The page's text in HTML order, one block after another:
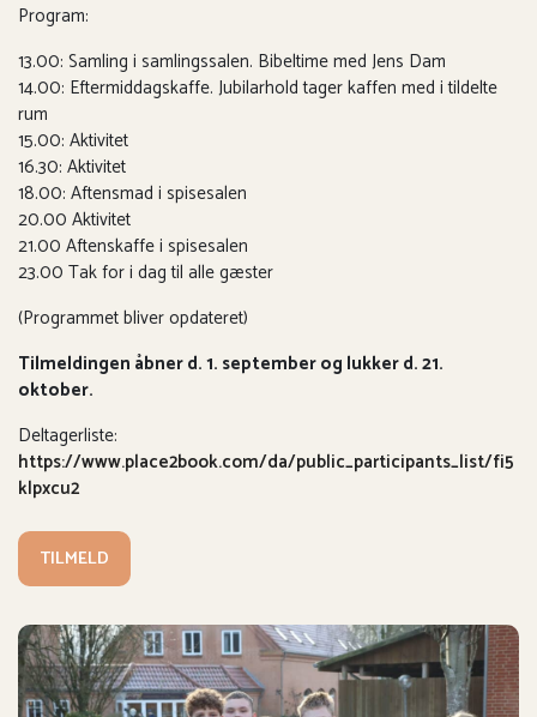
Program:
13.00: Samling i samlingssalen. Bibeltime med Jens Dam
14.00: Eftermiddagskaffe. Jubilarhold tager kaffen med i tildelte
rum
15.00: Aktivitet
16.30: Aktivitet
18.00: Aftensmad i spisesalen
20.00 Aktivitet
21.00 Aftenskaffe i spisesalen
23.00 Tak for i dag til alle gæster
(Programmet bliver opdateret)
Tilmeldingen åbner d. 1. september og lukker d. 21.
oktober.
Deltagerliste:
https://www.place2book.com/da/public_participants_list/fi5
klpxcu2
TILMELD